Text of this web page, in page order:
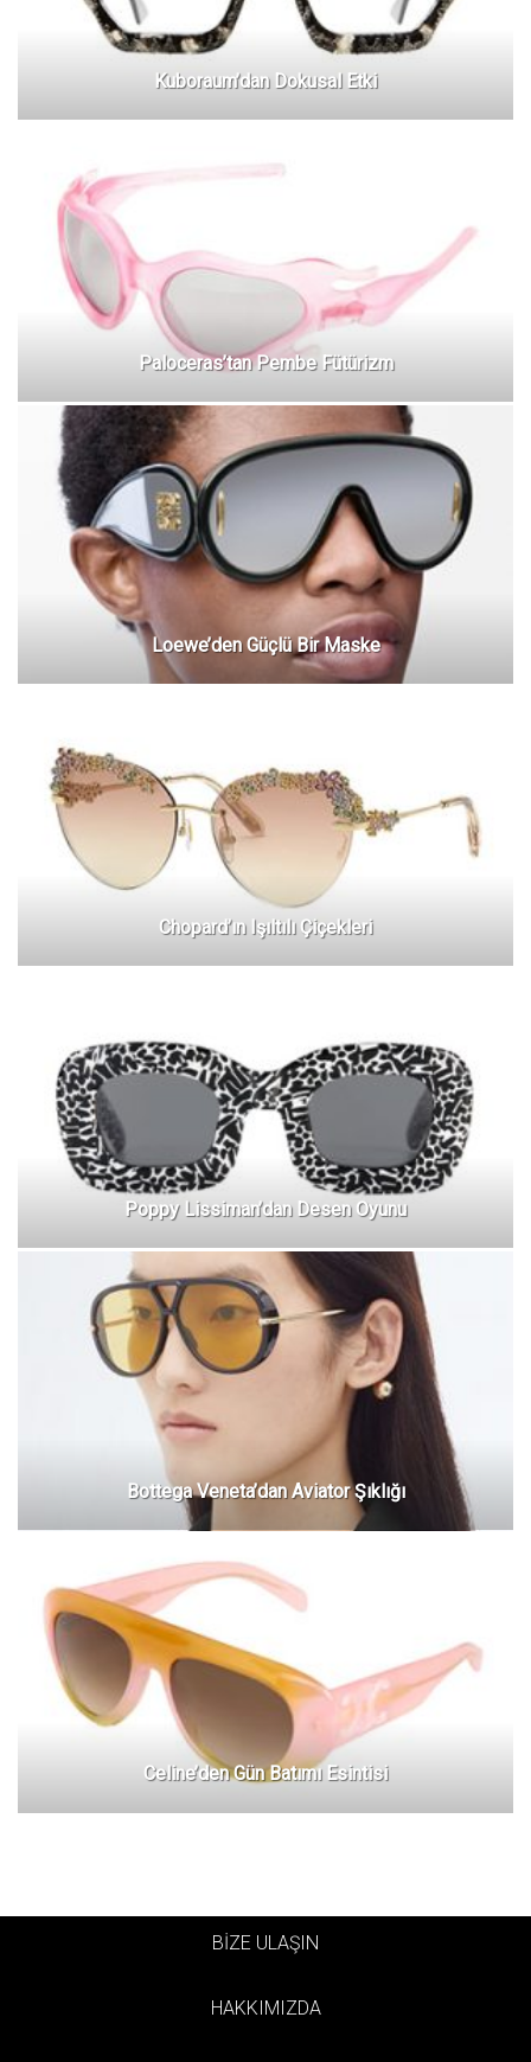
Kuboraum’dan Dokusal Etki
Paloceras’tan Pembe Fütürizm
Loewe’den Güçlü Bir Maske
Chopard’ın Işıltılı Çiçekleri
Poppy Lissiman’dan Desen Oyunu
Bottega Veneta’dan Aviator Şıklığı
Celine’den Gün Batımı Esintisi
BİZE ULAŞIN
HAKKIMIZDA